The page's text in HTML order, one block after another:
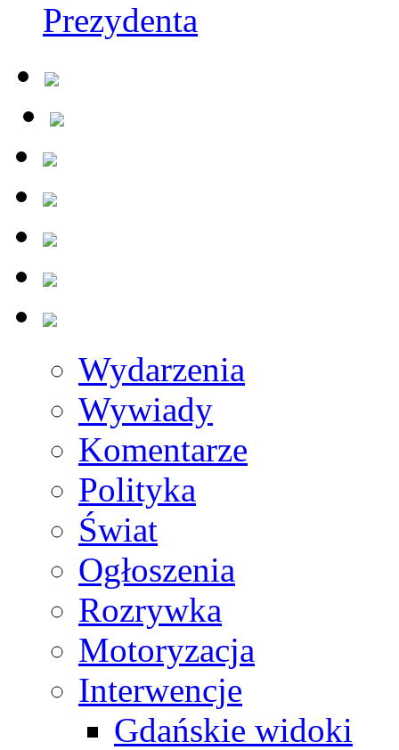
Prezydenta
Wydarzenia
Wywiady
Komentarze
Polityka
Świat
Ogłoszenia
Rozrywka
Motoryzacja
Interwencje
Gdańskie widoki